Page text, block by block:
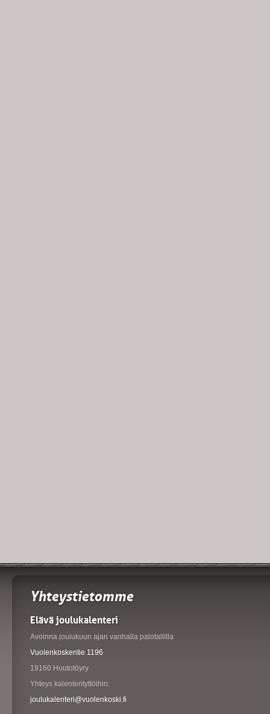
Yhteystietomme
Elävä joulukalenteri
Avoinna joulukuun ajan vanhalla palotallilla
Vuolenkoskentie 1196
19160 Huutotöyry
Yhteys kalenterityttöihin:
joulukalenteri@vuolenkoski.fi